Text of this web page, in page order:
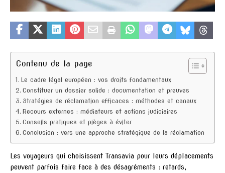
Contenu de la page
Le cadre légal européen : vos droits fondamentaux
Constituer un dossier solide : documentation et preuves
Stratégies de réclamation efficaces : méthodes et canaux
Recours externes : médiateurs et actions judiciaires
Conseils pratiques et pièges à éviter
Conclusion : vers une approche stratégique de la réclamation
Les voyageurs qui choisissent Transavia pour leurs déplacements
peuvent parfois faire face à des désagréments : retards,